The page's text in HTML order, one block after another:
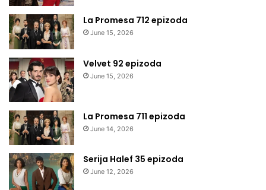
La Promesa 712 epizoda
June 15, 2026
Velvet 92 epizoda
June 15, 2026
La Promesa 711 epizoda
June 14, 2026
Serija Halef 35 epizoda
June 12, 2026